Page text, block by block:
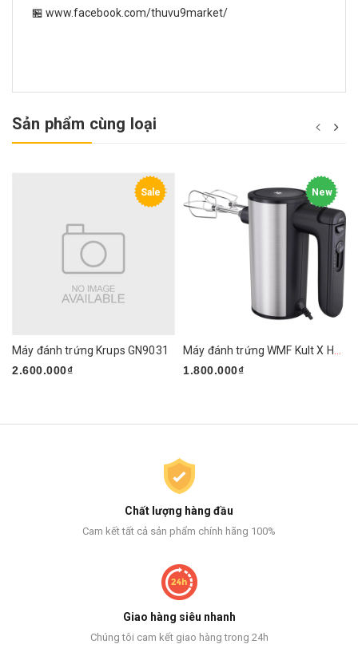
🏪 www.facebook.com/thuvu9market/
Sản phẩm cùng loại
Sale
Máy đánh trứng Krups GN9031
2.600.000₫
New
1.800.000₫
Chất lượng hàng đầu
Cam kết tất cả sản phẩm chính hãng 100%
Giao hàng siêu nhanh
Chúng tôi cam kết giao hàng trong 24h